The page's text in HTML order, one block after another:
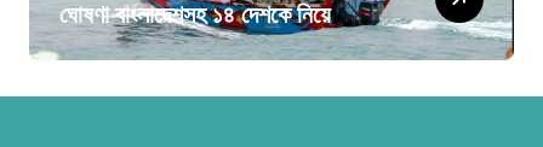
ঘোষণা বাংলাদেশসহ ১৪ দেশকে নিয়ে